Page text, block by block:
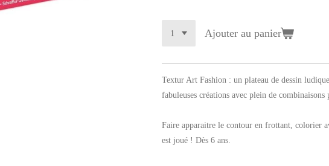
Ajouter au panier
Textur Art Fashion : un plateau de dessin
fabuleuses créations avec plein de combinaisons
Faire apparaitre le contour en frottant, colorier
est joué ! Dès 6 ans.